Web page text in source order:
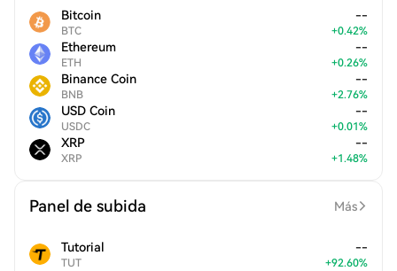
Bitcoin
BTC
--
+0.42%
Ethereum
ETH
--
+0.26%
Binance Coin
BNB
--
+2.76%
USD Coin
USDC
--
+0.01%
XRP
XRP
--
+1.48%
Panel de subida Más
Tutorial
TUT
--
+92.60%